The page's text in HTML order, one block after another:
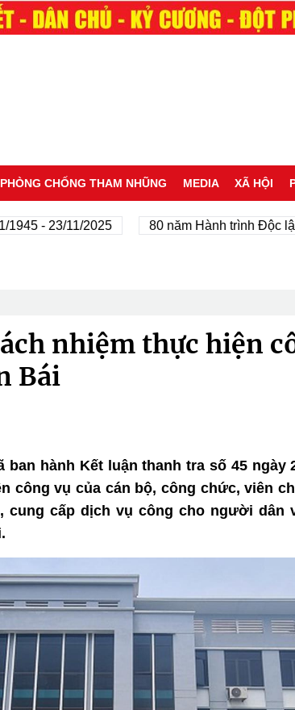
PHÒNG CHỐNG THAM NHŨNG MEDIA XÃ HỘI
- 23/11/2025 80 năm Hành trình Độc lập -
nhiệm thực hiện
Bái
hành Kết luận thanh tra số 45 ngày
công vụ của cán bộ, công chức, viên
cung cấp dịch vụ công cho người dân